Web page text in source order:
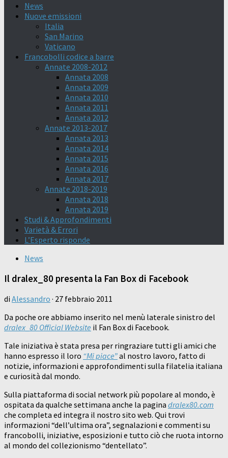
News
Nuove emissioni
Italia
San Marino
Vaticano
Francobolli codice a barre
Annate 2008-2012
Annata 2008
Annata 2009
Annata 2010
Annata 2011
Annata 2012
Annate 2013-2017
Annata 2013
Annata 2014
Annata 2015
Annata 2016
Annata 2017
Annate 2018-2019
Annata 2018
Annata 2019
Studi & Approfondimenti
Varietà & Errori
L’Esperto risponde
News
Il dralex_80 presenta la Fan Box di Facebook
di Alessandro · 27 febbraio 2011
Da poche ore abbiamo inserito nel menù laterale sinistro del
dralex_80 Official Website il Fan Box di Facebook.
Tale iniziativa è stata presa per ringraziare tutti gli amici che
hanno espresso il loro “Mi piace”al nostro lavoro, fatto di
notizie, informazioni e approfondimenti sulla filatelia italiana
e curiosità dal mondo.
Sulla piattaforma di social network più popolare al mondo, è
ospitata da qualche settimana anche la pagina dralex80.com
che completa ed integra il nostro sito web. Qui trovi
informazioni “dell’ultima ora”, segnalazioni e commenti su
francobolli, iniziative, esposizioni e tutto ciò che ruota intorno
al mondo del collezionismo “dentellato”.